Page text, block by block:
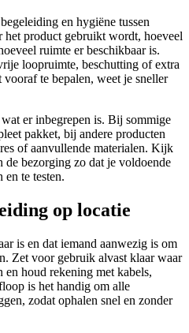
en hygiëne tussen
product gebruikt wordt, hoeveel
ruimte er beschikbaar is.
loopruimte, beschutting of extra
te bepalen, weet je sneller
er inbegrepen is. Bij sommige
pakket, bij andere producten
of aanvullende materialen. Kijk
de bezorging zo dat je voldoende
te testen.
op locatie
is en dat iemand aanwezig is om
Zet voor gebruik alvast klaar waar
en houd rekening met kabels,
is het handig om alle
zodat ophalen snel en zonder